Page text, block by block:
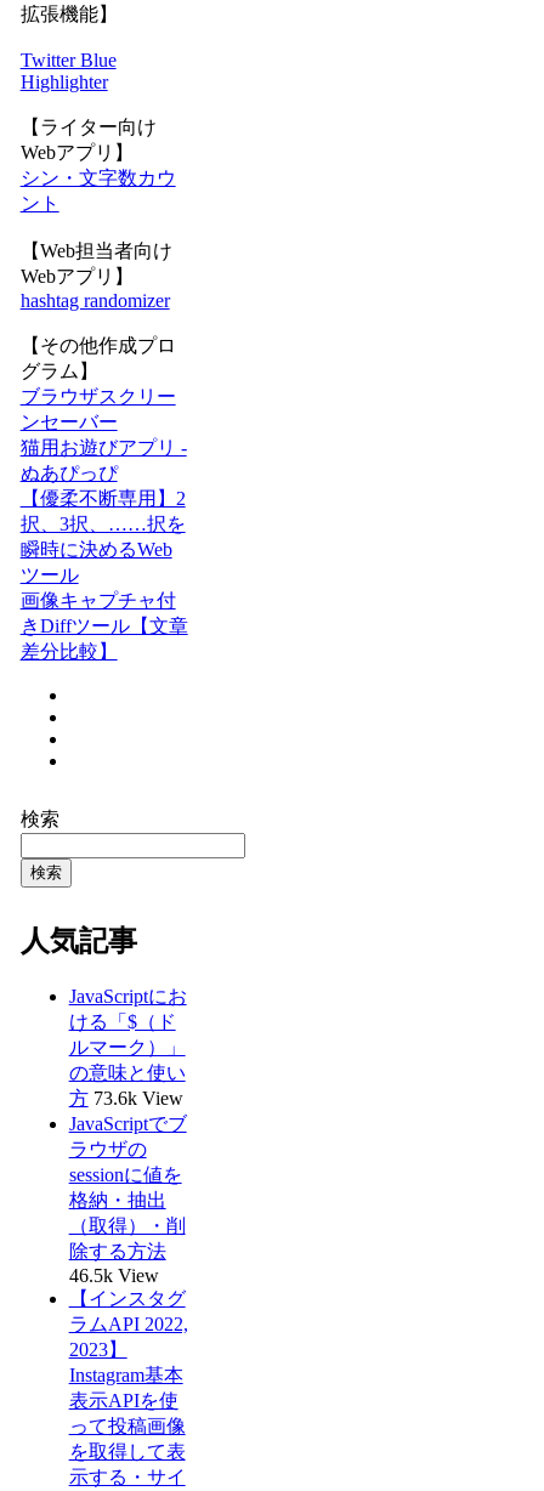
拡張機能】
Twitter Blue
Highlighter
【ライター向け
Webアプリ】
シン・文字数カウ
ント
【Web担当者向け
Webアプリ】
hashtag randomizer
【その他作成プロ
グラム】
ブラウザスクリー
ンセーバー
猫用お遊びアプリ -
ぬあぴっぴ
【優柔不断専用】2
択、3択、……択を
瞬時に決めるWeb
ツール
画像キャプチャ付
きDiffツール【文章
差分比較】
検索
検索
人気記事
JavaScriptにお
ける「$（ド
ルマーク）」
の意味と使い
方 73.6k View
JavaScriptでブ
ラウザの
sessionに値を
格納・抽出
（取得）・削
除する方法
46.5k View
【インスタグ
ラムAPI 2022,
2023】
Instagram基本
表示APIを使
って投稿画像
を取得して表
示する・サイ